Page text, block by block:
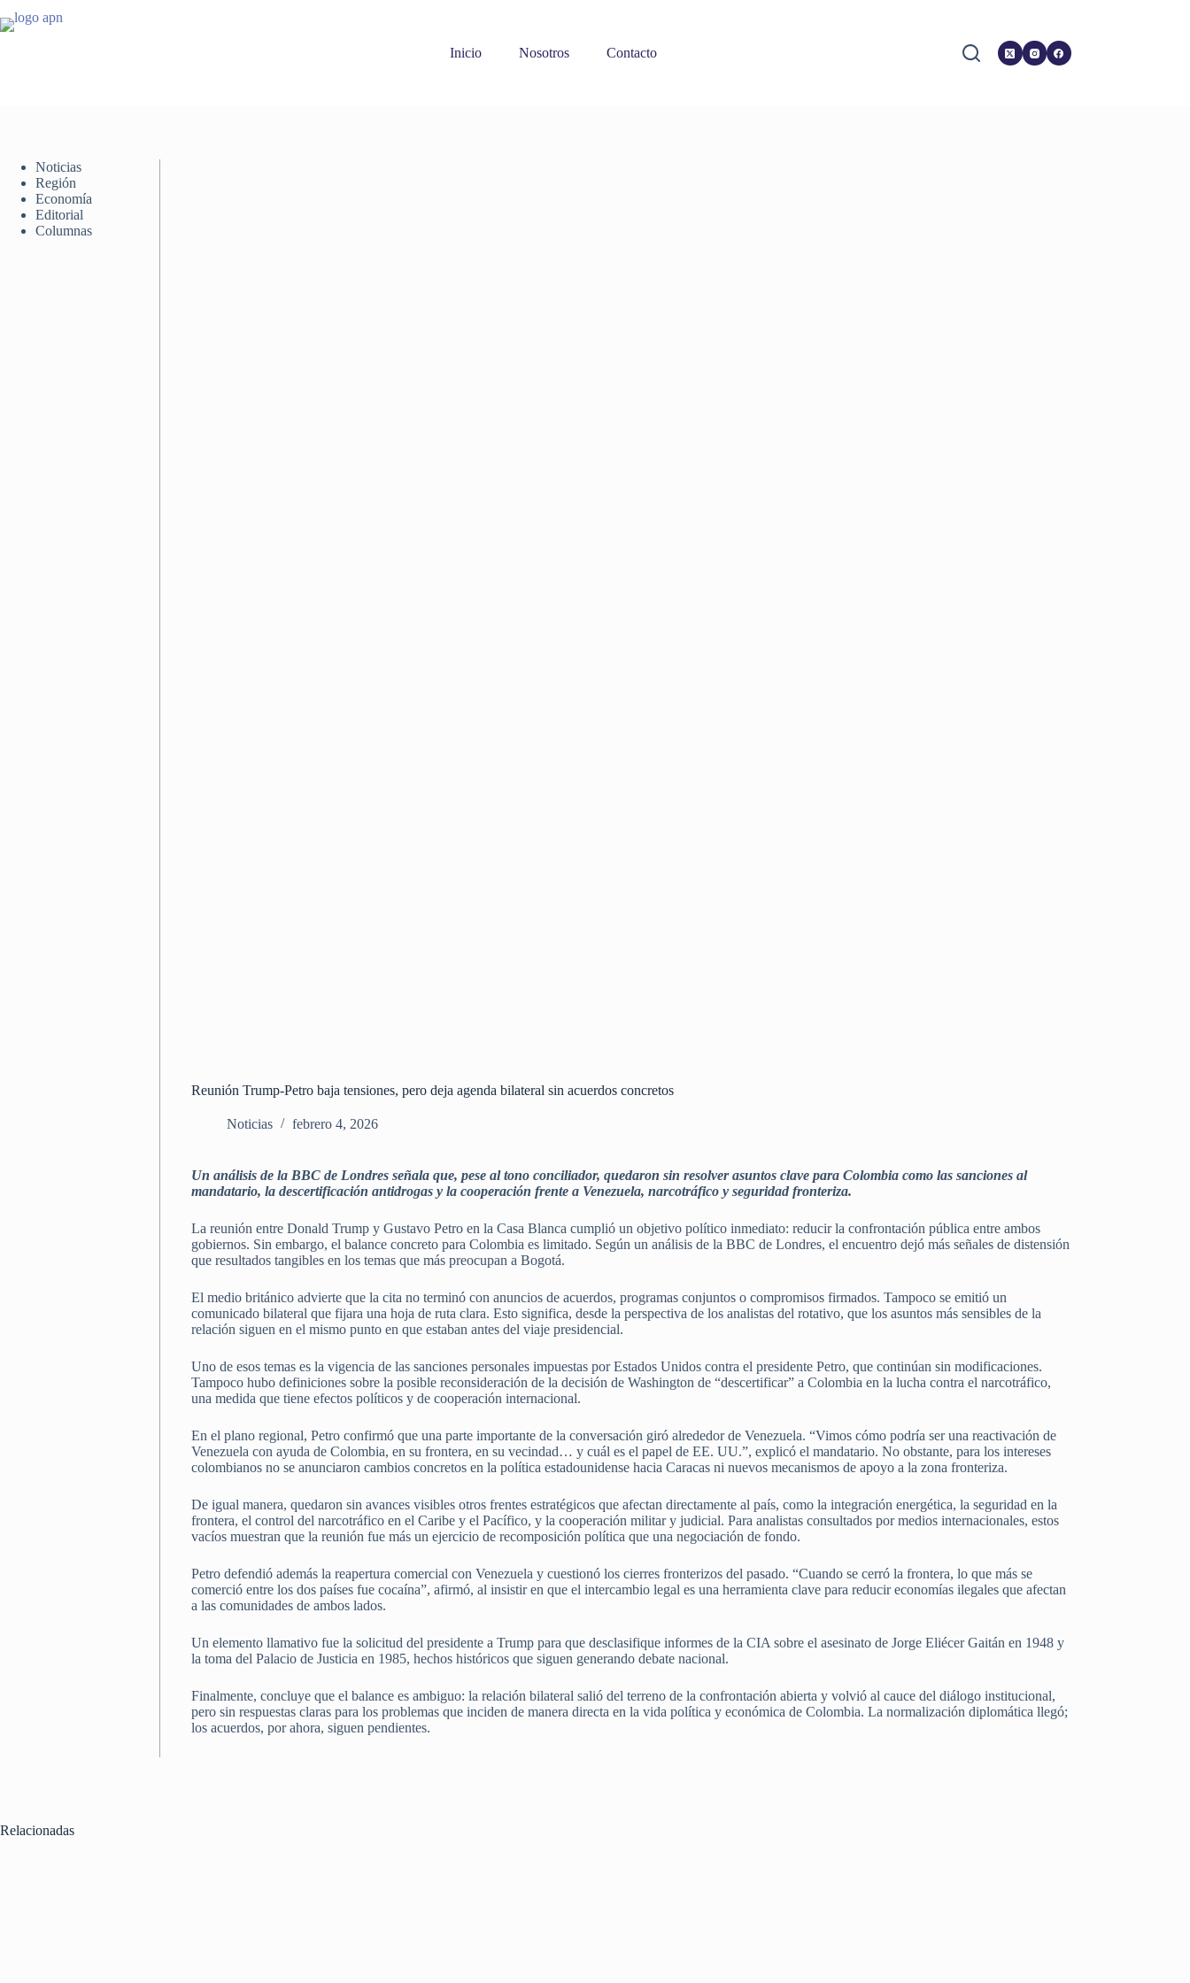
al
Inicio
Nosotros Contacto
Reunión Trump-Petro baja tensiones, pero deja agenda bilateral sin acuerdos concretos
Noticias febrero 4, 2026
Un análisis de la BBC de Londres señala que, pese al tono conciliador, quedaron sin resolver asuntos clave para Colombia como las sanciones al
mandatario, la descertificación antidrogas y la cooperación frente a Venezuela, narcotráfico y seguridad fronteriza.
La reunión entre Donald Trump y Gustavo Petro en la Casa Blanca cumplió un objetivo político inmediato: reducir la confrontación pública entre ambos
gobiernos. Sin embargo, el balance concreto para Colombia es limitado. Según un análisis de la BBC de Londres, el encuentro dejó más señales de distensión
que resultados tangibles en los temas que más preocupan a Bogotá.
El medio británico advierte que la cita no terminó con anuncios de acuerdos, programas conjuntos o compromisos firmados. Tampoco se emitió un
comunicado bilateral que fijara una hoja de ruta clara. Esto significa, desde la perspectiva de los analistas del rotativo, que los asuntos más sensibles de la
relación siguen en el mismo punto en que estaban antes del viaje presidencial.
Uno de esos temas es la vigencia de las sanciones personales impuestas por Estados Unidos contra el presidente Petro, que continúan sin modificaciones.
Tampoco hubo definiciones sobre la posible reconsideración de la decisión de Washington de “descertificar” a Colombia en la lucha contra el narcotráfico,
una medida que tiene efectos políticos y de cooperación internacional.
En el plano regional, Petro confirmó que una parte importante de la conversación giró alrededor de Venezuela. “Vimos cómo podría ser una reactivación de
Venezuela con ayuda de Colombia, en su frontera, en su vecindad… y cuál es el papel de EE. UU.”, explicó el mandatario. No obstante, para los intereses
colombianos no se anunciaron cambios concretos en la política estadounidense hacia Caracas ni nuevos mecanismos de apoyo a la zona fronteriza.
De igual manera, quedaron sin avances visibles otros frentes estratégicos que afectan directamente al país, como la integración energética, la seguridad en la
frontera, el control del narcotráfico en el Caribe y el Pacífico, y la cooperación militar y judicial. Para analistas consultados por medios internacionales, estos
vacíos muestran que la reunión fue más un ejercicio de recomposición política que una negociación de fondo.
Petro defendió además la reapertura comercial con Venezuela y cuestionó los cierres fronterizos del pasado. “Cuando se cerró la frontera, lo que más se
comerció entre los dos países fue cocaína”, afirmó, al insistir en que el intercambio legal es una herramienta clave para reducir economías ilegales que afectan
a las comunidades de ambos lados.
Un elemento llamativo fue la solicitud del presidente a Trump para que desclasifique informes de la CIA sobre el asesinato de Jorge Eliécer Gaitán en 1948 y
la toma del Palacio de Justicia en 1985, hechos históricos que siguen generando debate nacional.
Finalmente, concluye que el balance es ambiguo: la relación bilateral salió del terreno de la confrontación abierta y volvió al cauce del diálogo institucional,
pero sin respuestas claras para los problemas que inciden de manera directa en la vida política y económica de Colombia. La normalización diplomática llegó;
los acuerdos, por ahora, siguen pendientes.
Noticias
Región
Economía
Editorial
Columnas
Relacionadas